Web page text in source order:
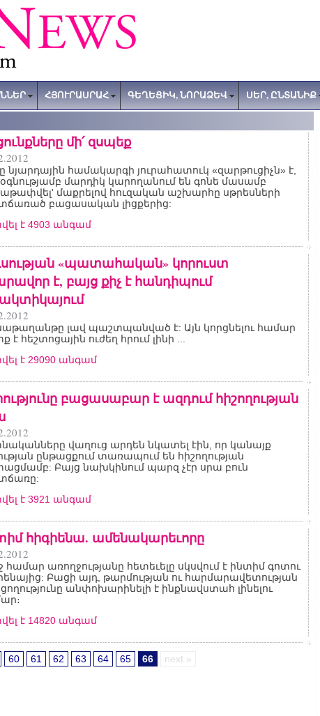
ՀՅՈՒՐԱՍՐԱՀ ԳԵՂԵՑԻԿ, ՆՈՐԱՁԵՎ ՍԵՐ, ԸՆՏԱՆԻՔ
մի՛ զսպեք
նյարդային համակարգի յուրահատուկ «զարթուցիչն» է,
մարդիկ կարողանում են գոնե մասամբ
մաքրելով հուզական աշխարհը սթրեսների
բացասական լիցքերից:
է 4903 անգամ
«պատահական» կորուստ
է, բայց քիչ է հանդիպում
լավ պաշտպանված է: Այն կորցնելու համար
է հեշտոցային ուժեղ հրում լինի ...
է 29090 անգամ
բացասաբար է ազդում հիշողության
վաղուց արդեն նկատել էին, որ կանայք
ընթացքում տառապում են հիշողության
Բայց նախկինում պարզ չէր սրա բուն
է 3921 անգամ
հիգիենա. ամենակարեւորը
համար առողջությանը հետեւելը սկսվում է ինտիմ գոտու
Բացի այդ, թարմության ու հարմարավետության
անփոխարինելի է ինքնավստահ լինելու
է 14820 անգամ
60 61 62 63 64 65 66 next »